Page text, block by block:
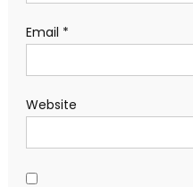
Email *
Website